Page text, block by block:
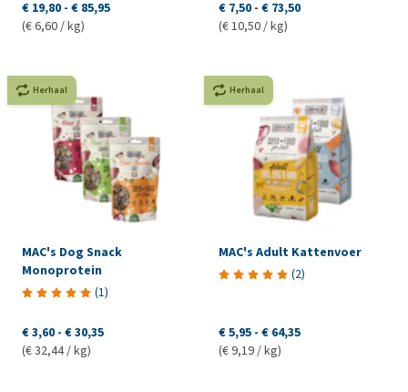
€ 19,80 - € 85,95
(€ 6,60 / kg)
€ 7,50 - € 73,50
(€ 10,50 / kg)
Herhaal
MAC's Dog Snack
Monoprotein
(1)
€ 3,60 - € 30,35
(€ 32,44 / kg)
Herhaal
MAC's Adult Kattenvoer
(2)
€ 5,95 - € 64,35
(€ 9,19 / kg)